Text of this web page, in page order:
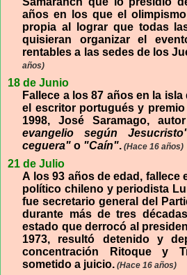
años en los que el
propia al lograr que todas
quisieran organizar el
rentables a las sedes de los
años)
18 de Junio
Fallece a los 87 años en la
el escritor portugués y
1998, José Saramago,
evangelio según
ceguera" o "Caín". (Hace 16 años)
21 de Julio
A los 93 años de edad, fallece
político chileno y periodista
fue secretario general del
durante más de tres
estado que derrocó al
1973, resultó detenido y
concentración Ritoque y
sometido a juicio. (Hace 16 años)